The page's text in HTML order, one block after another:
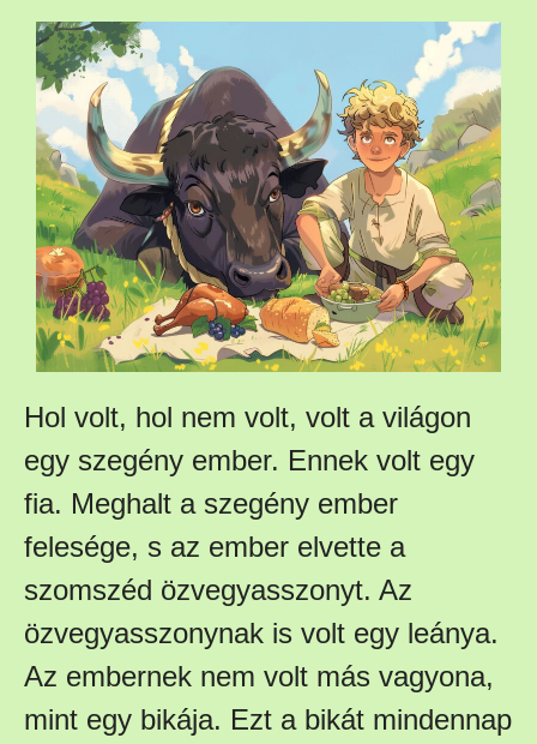
Hol volt, hol nem volt, volt a világon
egy szegény ember. Ennek volt egy
fia. Meghalt a szegény ember
felesége, s az ember elvette a
szomszéd özvegyasszonyt. Az
özvegyasszonynak is volt egy leánya.
Az embernek nem volt más vagyona,
mint egy bikája. Ezt a bikát mindennap